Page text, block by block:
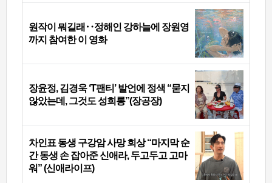
원작이 뭐길래‥정해인 강하늘에 장원영
까지 참여한 이 영화
장윤정, 김경욱 ‘T팬티’ 발언에 정색 “묻지
않았는데, 그것도 성희롱”(장공장)
차인표 동생 구강암 사망 회상 “마지막 순
간 동생 손 잡아준 신애라, 두고두고 고마
워” (신애라이프)